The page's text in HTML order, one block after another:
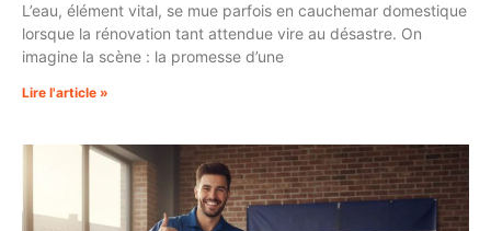
L’eau, élément vital, se mue parfois en cauchemar domestique
lorsque la rénovation tant attendue vire au désastre. On
imagine la scène : la promesse d’une
Lire l'article »